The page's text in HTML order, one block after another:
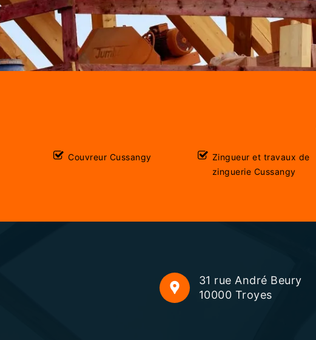
Couvreur Cussangy
Zingueur et travaux de
zinguerie Cussangy
31 rue André Beury
10000 Troyes